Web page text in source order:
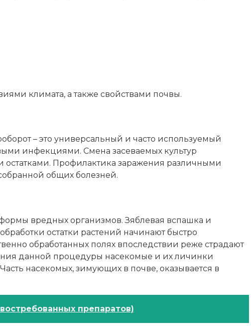
климата, а также свойствами почвы.
– это универсальный и часто используемый
инфекциями. Смена засеваемых культур
Профилактика заражения различными
общих болезней.
вредных организмов. Зяблевая вспашка и
остатки растений начинают быстро
обработанных полях впоследствии реже страдают
данной процедуры насекомые и их личинки
насекомых, зимующих в почве, оказывается в
препаратов)